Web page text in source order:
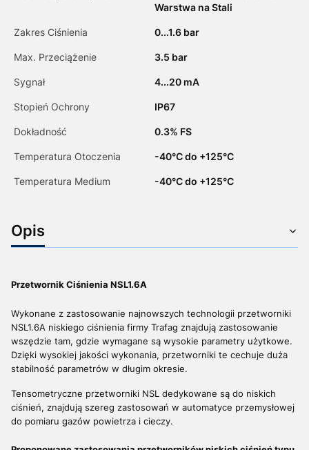
Warstwa na Stali
Zakres Ciśnienia 0...1.6 bar
Max. Przeciążenie 3.5 bar
Sygnał 4...20 mA
Stopień Ochrony IP67
Dokładność 0.3% FS
Temperatura Otoczenia -40°C do +125°C
Temperatura Medium -40°C do +125°C
Opis
Przetwornik Ciśnienia NSL1.6A
Wykonane z zastosowanie najnowszych technologii przetworniki
NSL1.6A niskiego ciśnienia firmy Trafag znajdują zastosowanie
wszędzie tam, gdzie wymagane są wysokie parametry użytkowe.
Dzięki wysokiej jakości wykonania, przetworniki te cechuje duża
stabilność parametrów w długim okresie.
Tensometryczne przetworniki NSL dedykowane są do niskich
ciśnień, znajdują szereg zastosowań w automatyce przemysłowej
do pomiaru gazów powietrza i cieczy.